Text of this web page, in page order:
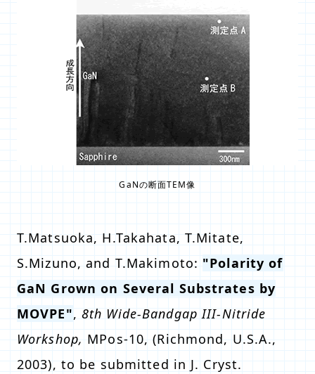
GaNの断面TEM像
T.Matsuoka, H.Takahata, T.Mitate,
S.Mizuno, and T.Makimoto: "Polarity of
GaN Grown on Several Substrates by
MOVPE", 8th Wide-Bandgap III-Nitride
Workshop, MPos-10, (Richmond, U.S.A.,
2003), to be submitted in J. Cryst.